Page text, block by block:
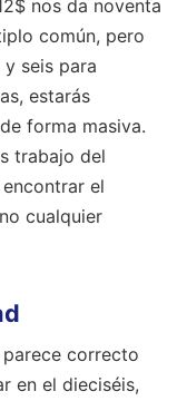
nos da noventa
común, pero
seis para
estarás
forma masiva.
trabajo del
el
cualquier
correcto
en el dieciséis,